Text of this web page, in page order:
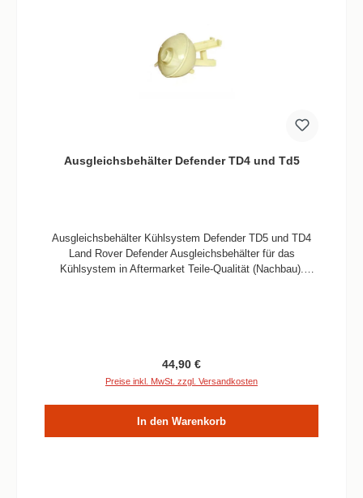
Ausgleichsbehälter Defender TD4 und Td5
Ausgleichsbehälter Kühlsystem Defender TD5 und TD4
Land Rover Defender Ausgleichsbehälter für das
Kühlsystem in Aftermarket Teile-Qualität (Nachbau).
Regulärer Preis:
44,90 €
Preise inkl. MwSt. zzgl. Versandkosten
In den Warenkorb